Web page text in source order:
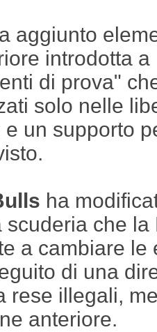
aggiunto
introdotta
di prova"
solo nelle
e un supporto
ha
scuderia che
a cambiare le
di una
rese illegali,
anteriore.